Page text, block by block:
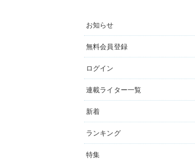
お知らせ
無料会員登録
ログイン
連載ライター一覧
新着
ランキング
特集